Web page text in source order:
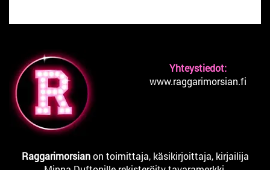
Raggarimorsianon toimittaja, käsikirjoittaja, kirjailija
Yhteystiedot:
www.raggarimorsian.fi